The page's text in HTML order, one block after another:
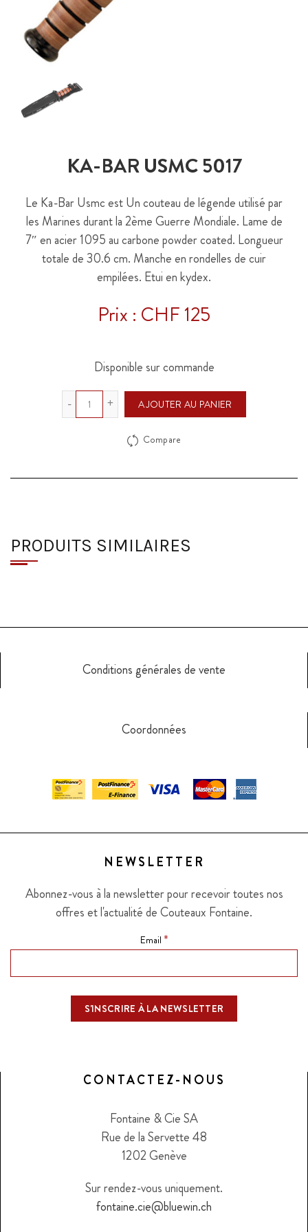
KA-BAR USMC 5017
Le Ka-Bar Usmc est Un couteau de légende utilisé par
les Marines durant la 2ème Guerre Mondiale. Lame de
7″ en acier 1095 au carbone powder coated. Longueur
totale de 30.6 cm. Manche en rondelles de cuir
empilées. Etui en kydex.
Prix : CHF 125
Disponible sur commande
Quantité
AJOUTER AU PANIER
Compare
PRODUITS SIMILAIRES
Conditions générales de vente
Coordonnées
NEWSLETTER
Abonnez-vous à la newsletter pour recevoir toutes nos
offres et l'actualité de Couteaux Fontaine.
Email *
CONTACTEZ-NOUS
Fontaine & Cie SA
Rue de la Servette 48
1202 Genève
Sur rendez-vous uniquement.
fontaine.cie@bluewin.ch